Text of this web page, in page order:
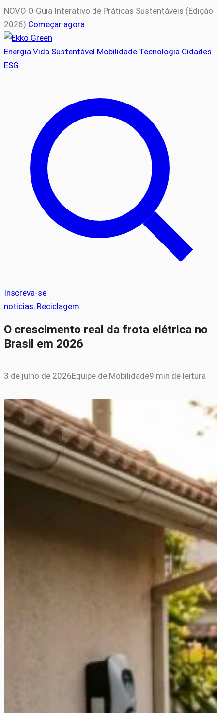
NOVO O Guia Interativo de Práticas Sustentáveis (Edição
2026) Começar agora
Energia Vida Sustentável Mobilidade Tecnologia Cidades
ESG
Inscreva-se
noticias, Reciclagem
O crescimento real da frota elétrica no
Brasil em 2026
3 de julho de 2026Equipe de Mobilidade9 min de leitura